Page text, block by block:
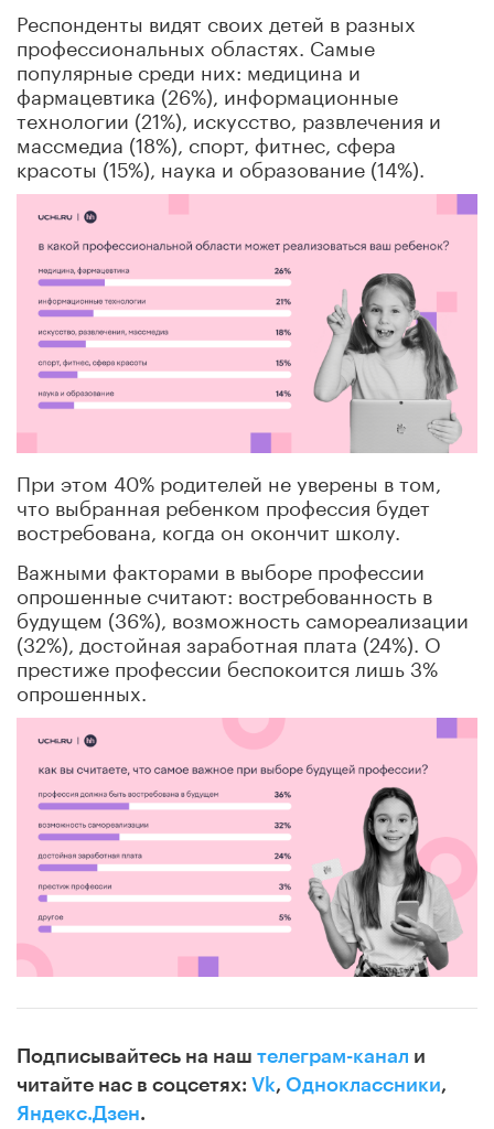
Респонденты видят своих детей в разных
профессиональных областях. Самые
популярные среди них: медицина и
фармацевтика (26%), информационные
технологии (21%), искусство, развлечения и
массмедиа (18%), спорт, фитнес, сфера
красоты (15%), наука и образование (14%).
При этом 40% родителей не уверены в том,
что выбранная ребенком профессия будет
востребована, когда он окончит школу.
Важными факторами в выборе профессии
опрошенные считают: востребованность в
будущем (36%), возможность самореализации
(32%), достойная заработная плата (24%). О
престиже профессии беспокоится лишь 3%
опрошенных.
Подписывайтесь на наш телеграм-канал и
читайте нас в соцсетях: Vk, Одноклассники,
Яндекс.Дзен.